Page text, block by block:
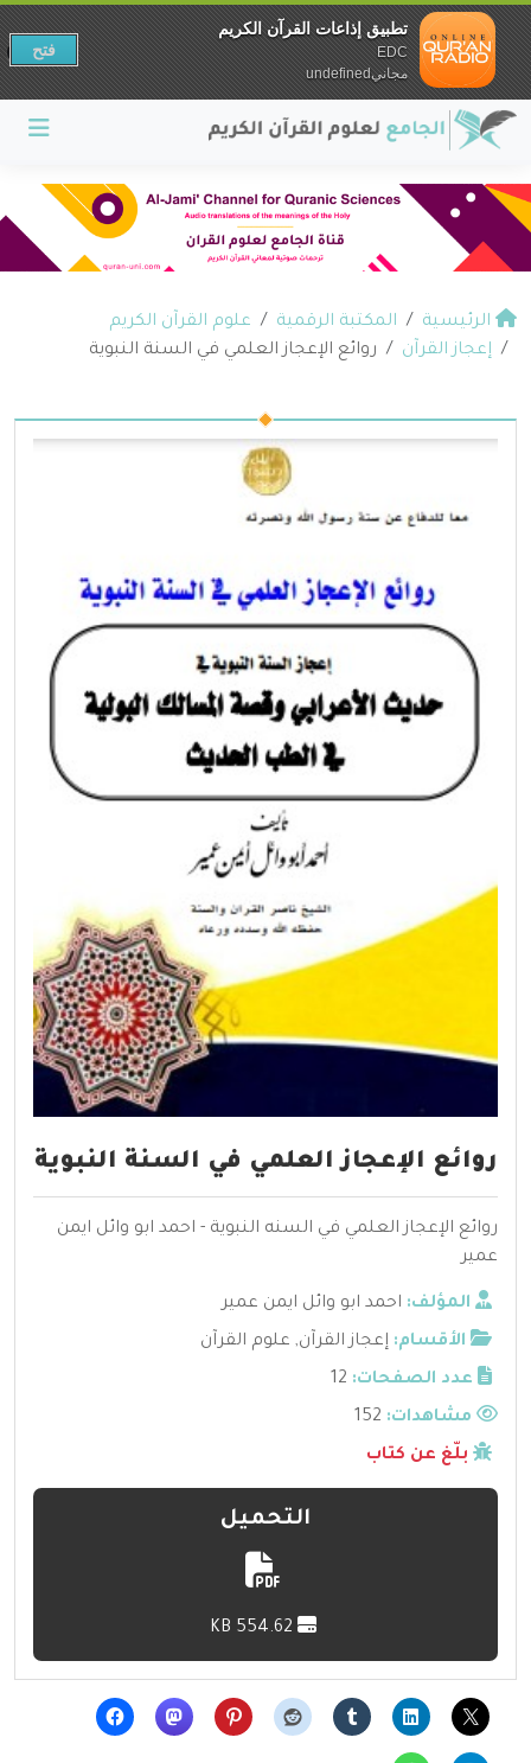
الرئيسية المكتبة الرقمية
علوم القرآن الكريم
إعجاز القرآن
روائع الإعجاز العلمي في السنة النبوية
روائع الإعجاز العلمي في السنة النبوية
روائع الإعجاز العلمي في السنه النبوية - احمد ابو وائل ايمن
عمير
المؤلف: احمد ابو وائل ايمن عمير
الأقسام: إعجاز القرآن, علوم القرآن
عدد الصفحات: 12
مشاهدات:
بلّغ عن كتاب
التحميل
تطبيق إذاعات القرآن الكريم
EDC
مجانيundefined
فتح